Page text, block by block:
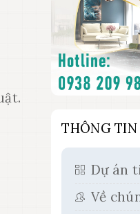
THÔNG TIN
Dự án
Về